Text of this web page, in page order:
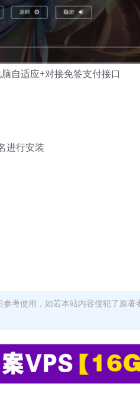
自适应+对接免签支付接口
进行安装
考使用，如若本站内容侵犯了原